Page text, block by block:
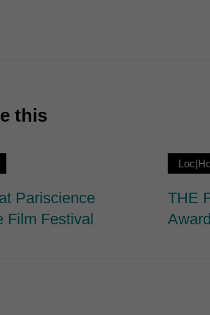
this
Pariscience
Film Festival
THE
werden standardmäßig blockiert. Wenn Cookies